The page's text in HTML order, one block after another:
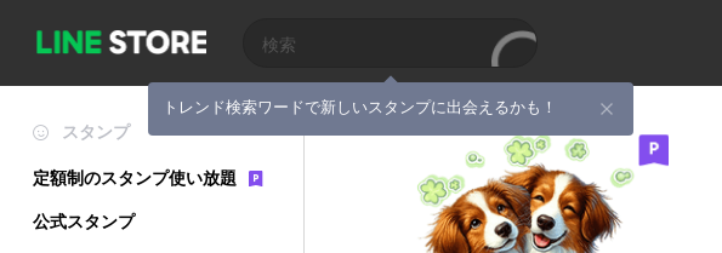
トレンド検索ワードで新しいスタンプに出会えるかも！
スタンプ
定額制のスタンプ使い放題
公式スタンプ